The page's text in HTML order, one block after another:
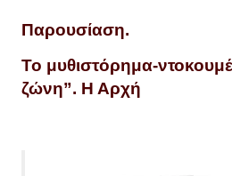
Παρουσίαση.
Το μυθιστόρημα-
ζώνη”. Η Αρχή